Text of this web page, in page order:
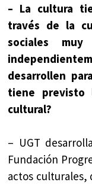
– La cultura
través de la
sociales
desarrollen
tiene previsto
cultural?
– UGT
Fundación
actos culturales,